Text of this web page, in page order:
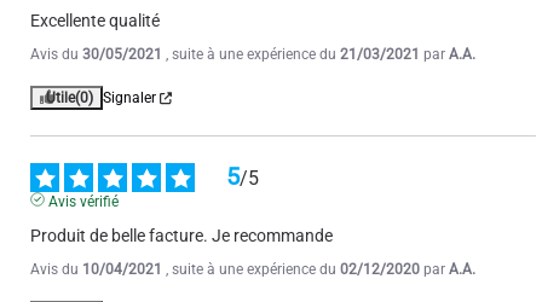
Excellente qualité
Avis du 30/05/2021 , suite à une expérience du 21/03/2021 par A.A.
Utile(0) Signaler
5/5
Avis vérifié
Produit de belle facture. Je recommande
Avis du 10/04/2021 , suite à une expérience du 02/12/2020 par A.A.